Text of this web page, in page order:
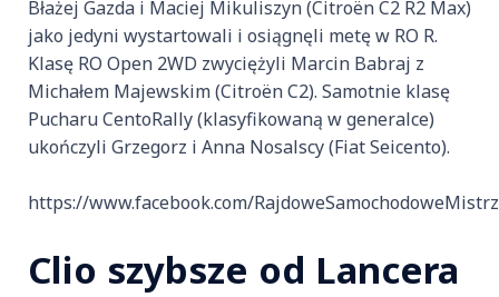
Błażej Gazda i Maciej Mikuliszyn (Citroën C2 R2 Max)
jako jedyni wystartowali i osiągnęli metę w RO R.
Klasę RO Open 2WD zwyciężyli Marcin Babraj z
Michałem Majewskim (Citroën C2). Samotnie klasę
Pucharu CentoRally (klasyfikowaną w generalce)
ukończyli Grzegorz i Anna Nosalscy (Fiat Seicento).
https://www.facebook.com/
Clio szybsze od Lancera